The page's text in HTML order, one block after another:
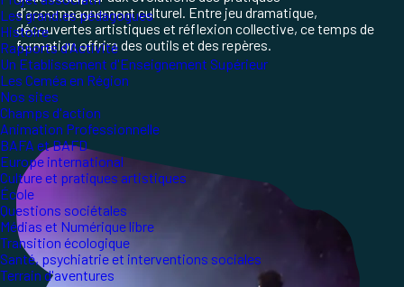
Les grand.es pédagogues
Histoire
Rapports d'Activité
Un Etablissement d'Enseignement Supérieur
Les Ceméa en Région
Nos sites
Champs d'action
Animation Professionnelle
BAFA et BAFD
Europe international
Culture et pratiques artistiques
École
Questions sociétales
Médias et Numérique libre
Transition écologique
Santé, psychiatrie et interventions sociales
Terrain d'aventures
d’accompagnement culturel. Entre jeu dramatique,
découvertes artistiques et réflexion collective, ce temps de
formation offrira des outils et des repères.